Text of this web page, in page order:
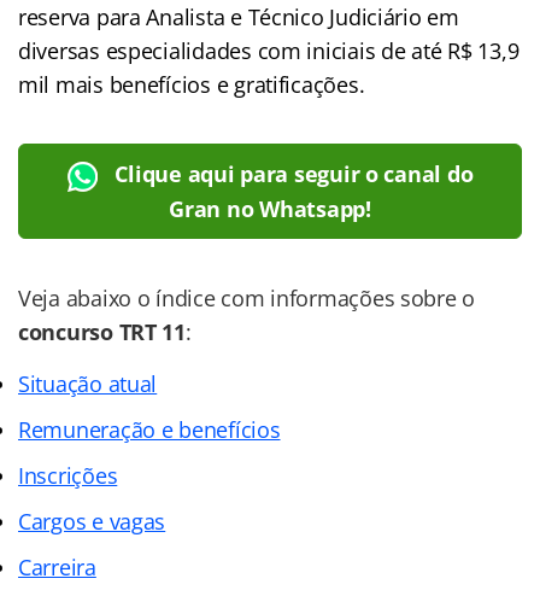
reserva para Analista e Técnico Judiciário em
diversas especialidades com iniciais de até R$ 13,9
mil mais benefícios e gratificações.
Clique aqui para seguir o canal do
Gran no Whatsapp!
Veja abaixo o índicecom informações sobre o
concurso TRT 11:
Situação atual
Remuneração e benefícios
Inscrições
Cargos e vagas
Carreira